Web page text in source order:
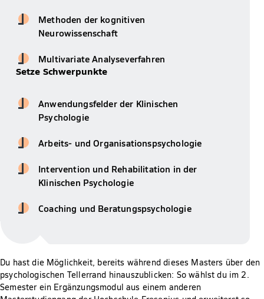
Methoden der kognitiven
Neurowissenschaft
Multivariate Analyseverfahren
Setze Schwerpunkte
Anwendungsfelder der Klinischen
Psychologie
Arbeits- und Organisationspsychologie
Intervention und Rehabilitation in der
Klinischen Psychologie
Coaching und Beratungspsychologie
Du hast die Möglichkeit, bereits während dieses Masters über den
psychologischen Tellerrand hinauszublicken: So wählst du im 2.
Semester ein Ergänzungsmodul aus einem anderen